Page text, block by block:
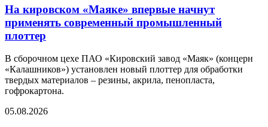
На кировском «Маяке» впервые начнут
применять современный промышленный
плоттер
В сборочном цехе ПАО «Кировский завод «Маяк» (концерн
«Калашников») установлен новый плоттер для обработки
твердых материалов – резины, акрила, пенопласта,
гофрокартона.
05.08.2026